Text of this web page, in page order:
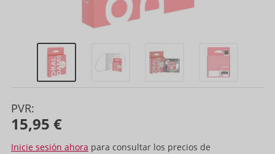
PVR:
15,95 €
Inicie sesión ahora para consultar los precios de